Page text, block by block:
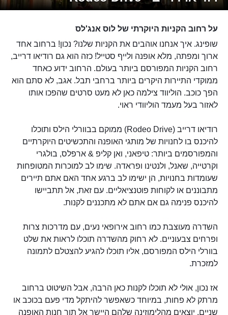
על רחוב הקניות היוקרתי של לוס אנג'לס
שופינג. איך אנחנו אוהבים את הקניות שלנו? נכון! ברחוב אחד
ארוך ומפתה, מלא אופנה ולייף סטייל! כזה הוא גם רודיאו דרייב,
רחוב הקניות המפורסם ביותר בעולם. הרחוב ידוע כאחד
ממוקדי התיירות היקרים ביותר ברחבי תבל. אגב, לא סתם הוא
הפך כוכב. הוליווד צילמה כאן לא מעט סרטים שהפכו אותו
לאזור בעל מעמד הוליוודי ראוי.
רודיאו דרייב (Rodeo Drive) ממוקם בבוורלי הילס ותוכלו
להיכנס בו לחנויות של מותגי האופנה והתכשיטים היוקרתיים
והמפורסמים ביותר: טיפאני, ואן קליפ & ארפלס, בולגרי
וקרטייה, שאנל, ולנטינו ופראדה. שימו לב למוכרות המטופחות
שעומדות בחנויות, הן ישימו לב ברגע אחד האם אתם תיירים
מתבוננים או לקוחות פוטנציאליים. עם זאת, אל תתביישו
להיכנס פנימה גם אם אתם לא מתכננים לקנות.
השדרה מעוצבת כמו רחוב אירופאי נעים, עם מדרכות צרות
ופרחים צבעוניים. לא רחוק מהשדרה תוכלו לראות את שלט
בוורלי הילס המפורסם, אליו תוכלו להגיע להצטלם לתמונה
למזכרת.
אז נכון, אולי לא תוכלו לקנות כאן הרבה, אבל השיטוט ברחוב
מרתק לא פחות, במיוחד כשאפשר להיתקל מדי פעם בכוכב או
שניים, יוצאים מהלימוזינה שלהם היישר אל תוך חנות האופנה